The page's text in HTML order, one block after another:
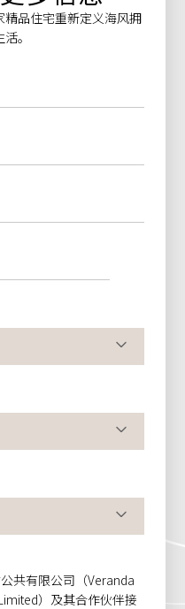
品住宅重新定义海风拥
。
共有限公司（Veranda
）及其合作伙伴接